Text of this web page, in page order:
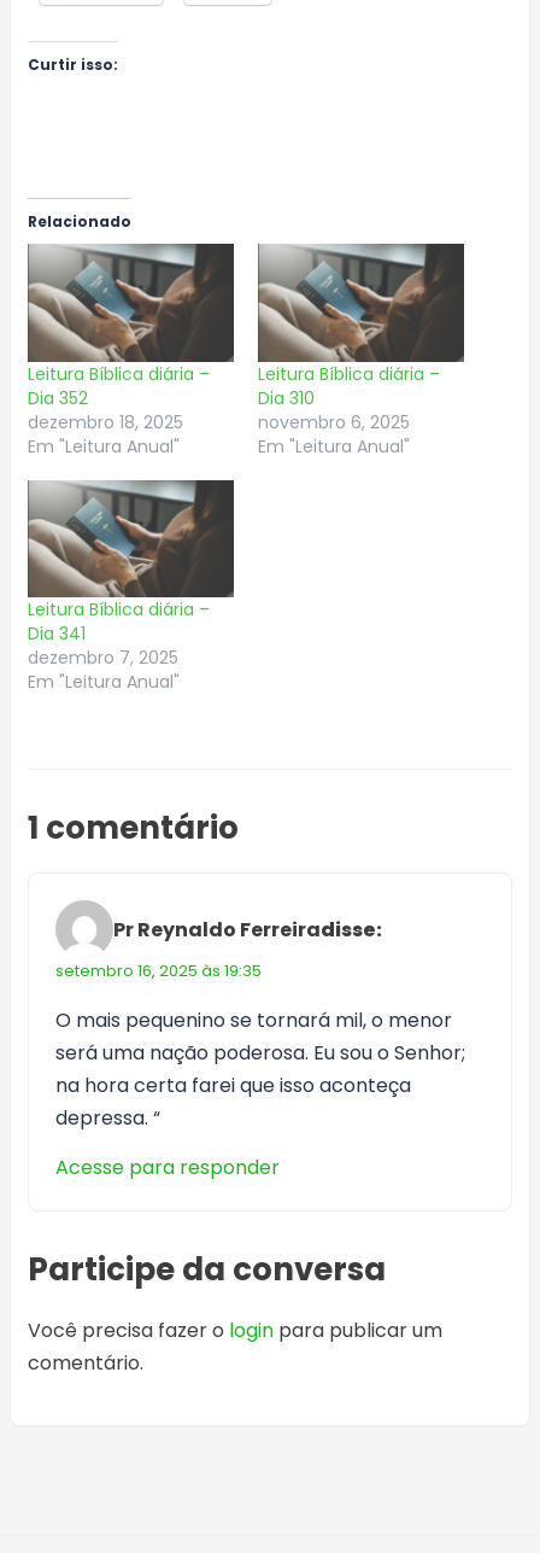
Curtir isso:
Relacionado
Leitura Bíblica diária –
Dia 352
dezembro 18, 2025
Em "Leitura Anual"
Leitura Bíblica diária –
Dia 310
novembro 6, 2025
Em "Leitura Anual"
Leitura Bíblica diária –
Dia 341
dezembro 7, 2025
Em "Leitura Anual"
1 comentário
Pr Reynaldo Ferreiradisse:
setembro 16, 2025 às 19:35
O mais pequenino se tornará mil, o menor
será uma nação poderosa. Eu sou o Senhor;
na hora certa farei que isso aconteça
depressa. “
Acesse para responder
Participe da conversa
Você precisa fazer o login para publicar um
comentário.